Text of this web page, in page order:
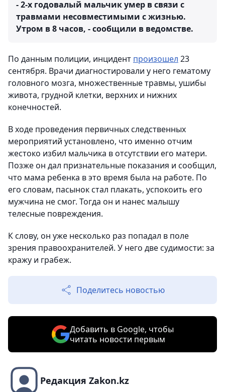
- 2-х годовалый мальчик умер в связи с
травмами несовместимыми с жизнью.
Утром в 8 часов, - сообщили в ведомстве.
По данным полиции, инцидент произошел 23
сентября. Врачи диагностировали у него гематому
головного мозга, множественные травмы, ушибы
живота, грудной клетки, верхних и нижних
конечностей.
В ходе проведения первичных следственных
мероприятий установлено, что именно отчим
жестоко избил мальчика в отсутствии его матери.
Позже он дал признательные показания и сообщил,
что мама ребенка в это время была на работе. По
его словам, пасынок стал плакать, успокоить его
мужчина не смог. Тогда он и нанес малышу
телесные повреждения.
К слову, он уже несколько раз попадал в поле
зрения правоохранителей. У него две судимости: за
кражу и грабеж.
Поделитесь новостью
Добавить в Google, чтобы
читать новости первым
Редакция Zakon.kz